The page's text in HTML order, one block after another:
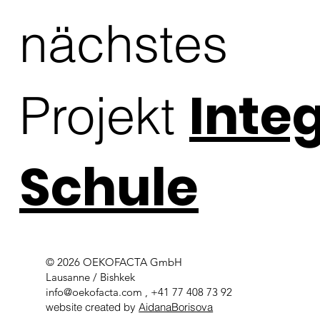
nächstes
Projekt
Schule
© 2026 OEKOFACTA GmbH
Lausanne / Bishkek
info@oekofacta.com , +41 77 408 73 92
website created byAidanaBorisova